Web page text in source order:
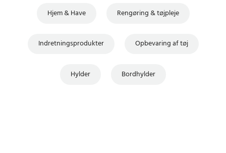
Hjem & Have Rengøring & tøjpleje
Indretningsprodukter Opbevaring af tøj
Hylder Bordhylder